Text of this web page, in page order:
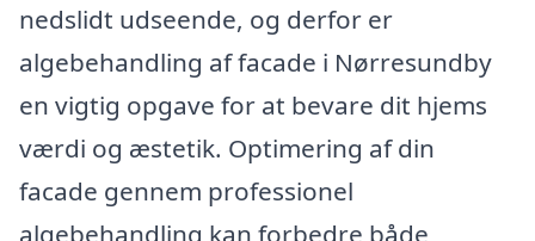
nedslidt udseende, og derfor er
algebehandling af facade i Nørresundby
en vigtig opgave for at bevare dit hjems
værdi og æstetik. Optimering af din
facade gennem professionel
algebehandling kan forbedre både